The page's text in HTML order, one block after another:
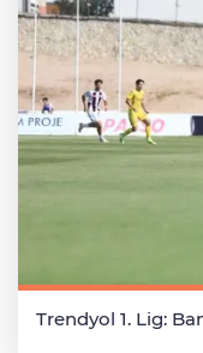
Trendyol 1. Lig: